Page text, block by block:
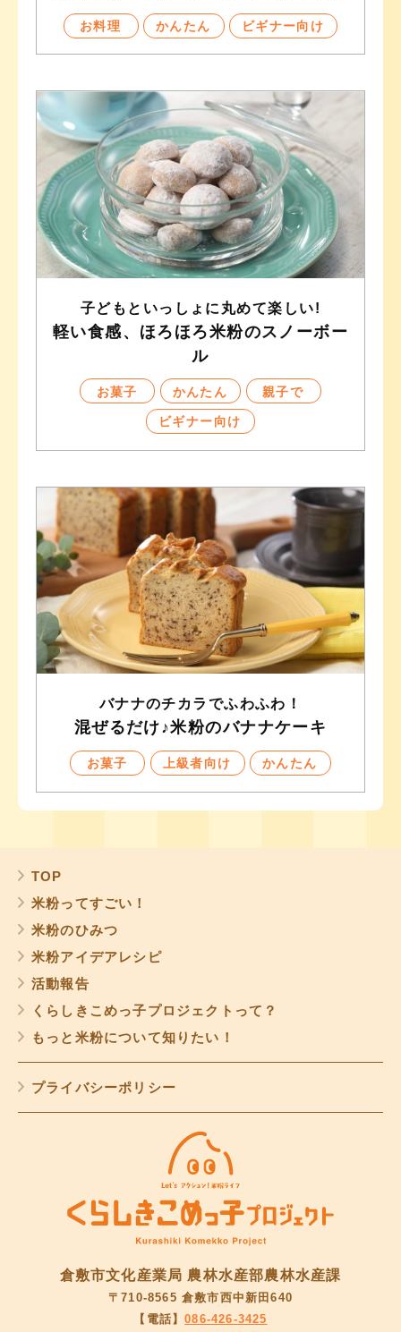
お料理 かんたん ビギナー向け
子どもといっしょに丸めて楽しい!
軽い食感、ほろほろ米粉のスノーボー
ル
お菓子 かんたん 親子で
ビギナー向け
バナナのチカラでふわふわ！
混ぜるだけ♪米粉のバナナケーキ
お菓子 上級者向け かんたん
TOP
米粉ってすごい！
米粉のひみつ
米粉アイデアレシピ
活動報告
くらしきこめっ子プロジェクトって？
もっと米粉について知りたい！
プライバシーポリシー
倉敷市文化産業局 農林水産部農林水産課
〒710-8565 倉敷市西中新田640
【電話】086-426-3425